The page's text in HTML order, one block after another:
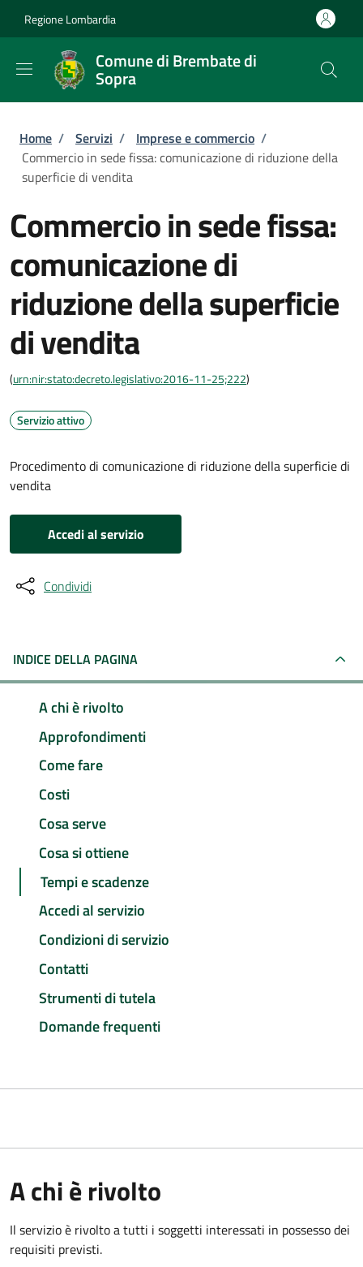
Regione Lombardia
Comune di Brembate di
Sopra
Briciole di pane
Home / Servizi / Imprese e commercio /
Commercio in sede fissa: comunicazione di riduzione della
superficie di vendita
Commercio in sede fissa:
comunicazione di
riduzione della superficie
di vendita
(urn:nir:stato:decreto.legislativo:2016-11-25;222)
Servizio attivo
Procedimento di comunicazione di riduzione della superficie di
vendita
Accedi al servizio
Condividi
INDICE DELLA PAGINA
A chi è rivolto
Approfondimenti
Come fare
Costi
Cosa serve
Cosa si ottiene
Tempi e scadenze
Accedi al servizio
Condizioni di servizio
Contatti
Strumenti di tutela
Domande frequenti
A chi è rivolto
Il servizio è rivolto a tutti i soggetti interessati in possesso dei
requisiti previsti.